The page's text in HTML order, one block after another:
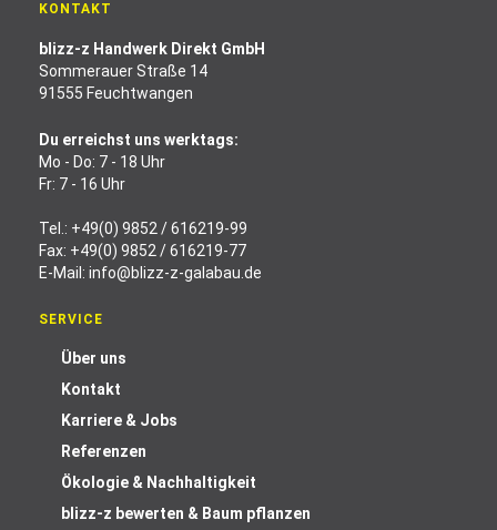
KONTAKT
blizz-z Handwerk Direkt GmbH
Sommerauer Straße 14
91555 Feuchtwangen
Du erreichst uns werktags:
Mo - Do: 7 - 18 Uhr
Fr: 7 - 16 Uhr
Tel.: +49(0) 9852 / 616219-99
Fax: +49(0) 9852 / 616219-77
E-Mail: info@blizz-z-galabau.de
SERVICE
Über uns
Kontakt
Karriere & Jobs
Referenzen
Ökologie & Nachhaltigkeit
blizz-z bewerten & Baum pflanzen